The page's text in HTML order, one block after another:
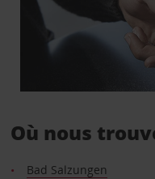
Où nous
Bad Salzungen